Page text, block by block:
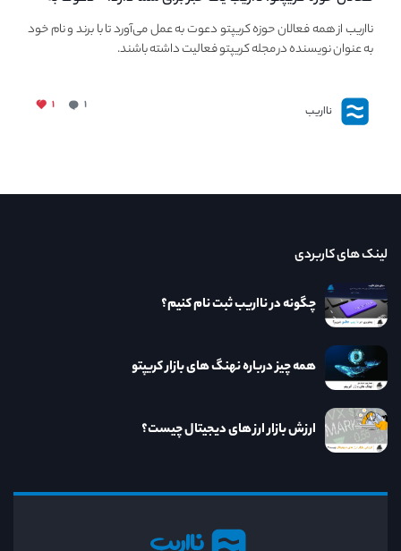
فعالیت در مجله کریپتو
نااریب از همه فعالان حوزه کریپتو دعوت به عمل می‌آورد تا با برند و نام خود
به عنوان نویسنده در مجله کریپتو فعالیت داشته باشند.
نااریب ۱ ۱
نااریب
لینک های کاربردی
چگونه در نااریب ثبت نام کنیم؟
همه چیز درباره نهنگ های بازار کریپتو
ارزش بازار ارز های دیجیتال چیست؟